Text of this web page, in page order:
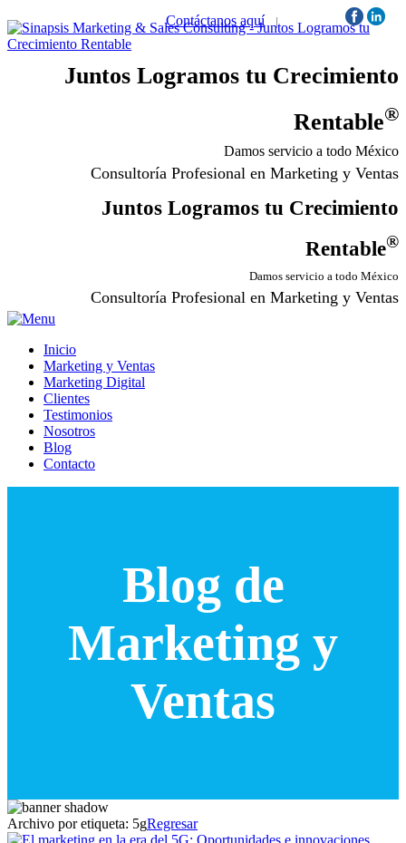
Contáctanos aquí | Síguenos:
Juntos Logramos tu Crecimiento
Rentable®
Damos servicio a todo México
Consultoría Profesional en Marketing y Ventas
Juntos Logramos tu Crecimiento
Rentable®
Damos servicio a todo México
Consultoría Profesional en Marketing y Ventas
Inicio
Marketing y Ventas
Marketing Digital
Clientes
Testimonios
Nosotros
Blog
Contacto
Blog de
Marketing y
Ventas
Archivo por etiqueta: 5gRegresar